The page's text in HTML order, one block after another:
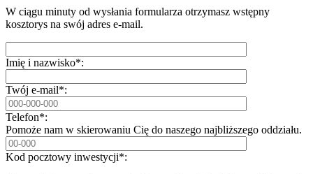
W ciągu minuty od wysłania formularza otrzymasz wstępny
kosztorys na swój adres e-mail.
Imię i nazwisko*:
Twój e-mail*:
Telefon*:
Pomoże nam w skierowaniu Cię do naszego najbliższego oddziału.
Kod pocztowy inwestycji*: